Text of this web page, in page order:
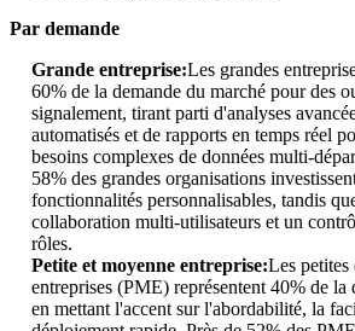
Par demande
Grande entreprise:Les grandes
60% de la demande du marché pour des
signalement, tirant parti d'analyses
automatisés et de rapports en temps réel
besoins complexes de données multi-
58% des grandes organisations
fonctionnalités personnalisables, tandis
collaboration multi-utilisateurs et un
rôles.
Petite et moyenne entreprise:Les petites
entreprises (PME) représentent 40% de la
en mettant l'accent sur l'abordabilité, la